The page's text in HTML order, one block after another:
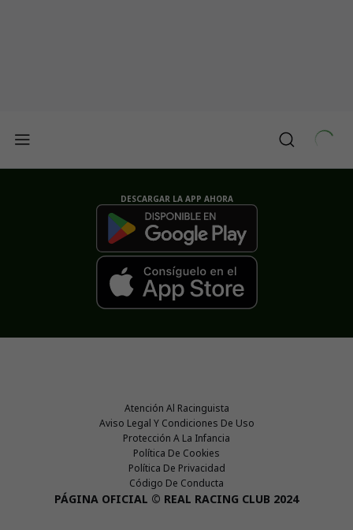
DESCARGAR LA APP AHORA
Atención Al Racinguista
Aviso Legal Y Condiciones De Uso
Protección A La Infancia
Política De Cookies
Política De Privacidad
Código De Conducta
PÁGINA OFICIAL © REAL RACING CLUB 2024